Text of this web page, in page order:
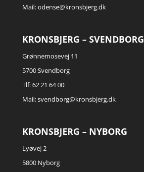
Mail:odense@kronsbjerg.dk
KRONSBJERG – SVENDBORG
Grønnemosevej 11
5700 Svendborg
Tlf: 62 21 64 00
Mail:svendborg@kronsbjerg.dk
KRONSBJERG – NYBORG
Lyøvej 2
5800 Nyborg